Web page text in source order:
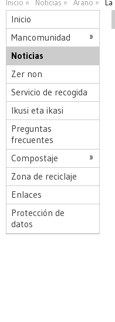
Inicio » Noticias » Arano »
Inicio
Mancomunidad
Noticias
Zer non
Servicio de recogida
Ikusi eta ikasi
Preguntas
frecuentes
Compostaje
Zona de reciclaje
Enlaces
Protección de
datos